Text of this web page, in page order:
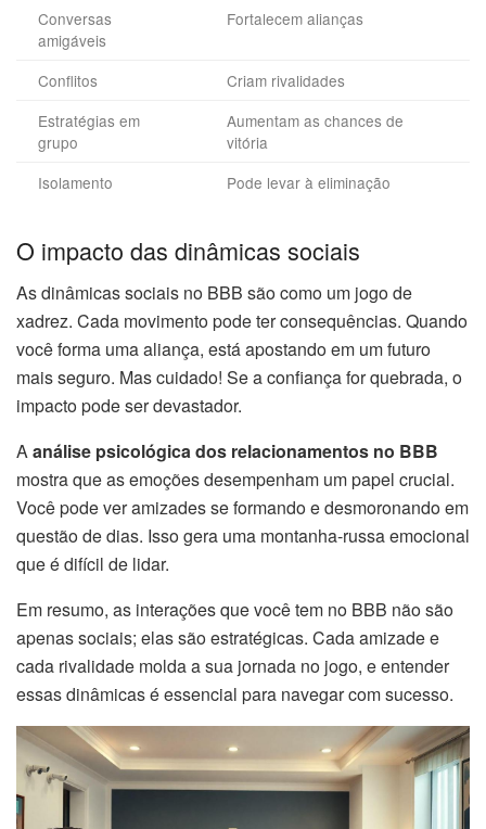
Conversas
amigáveis
Fortalecem alianças
Conflitos
Criam rivalidades
Estratégias em
grupo
Aumentam as chances de
vitória
Isolamento
Pode levar à eliminação
O impacto das dinâmicas sociais
As dinâmicas sociais no BBB são como um jogo de
xadrez. Cada movimento pode ter consequências. Quando
você forma uma aliança, está apostando em um futuro
mais seguro. Mas cuidado! Se a confiança for quebrada, o
impacto pode ser devastador.
Aanálise psicológica dos relacionamentos no BBB
mostra que as emoções desempenham um papel crucial.
Você pode ver amizades se formando e desmoronando em
questão de dias. Isso gera uma montanha-russa emocional
que é difícil de lidar.
Em resumo, as interações que você tem no BBB não são
apenas sociais; elas são estratégicas. Cada amizade e
cada rivalidade molda a sua jornada no jogo, e entender
essas dinâmicas é essencial para navegar com sucesso.